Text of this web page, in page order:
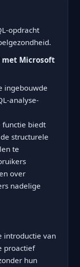
opdracht
met Microsoft
ingebouwde
analyse-
functie biedt
structurele
te
over
nadelige
introductie van
proactief
hun